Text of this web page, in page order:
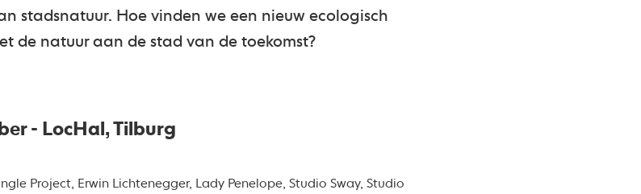
stadsnatuur. Hoe vinden we een nieuw ecologisch
de natuur aan de stad van de toekomst?
- LocHal, Tilburg
Project, Erwin Lichtenegger, Lady Penelope, Studio Sway, Studio